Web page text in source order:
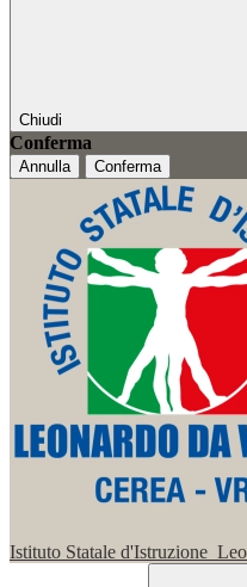
Chiudi
Conferma
Annulla Conferma
Istituto Statale d'Istruzione